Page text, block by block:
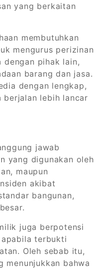
yang berkaitan
membutuhkan
mengurus perizinan
dengan pihak lain,
barang dan jasa.
dengan lengkap,
berjalan lebih lancar
jawab
yang digunakan oleh
maupun
akibat
bangunan,
juga berpotensi
terbukti
Oleh sebab itu,
menunjukkan bahwa